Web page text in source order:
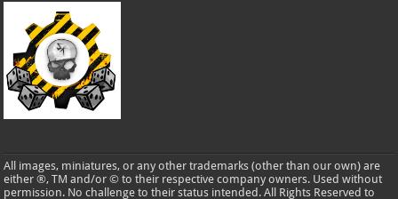
All images, miniatures, or any other trademarks (other than our own) are
either ®, TM and/or © to their respective company owners. Used without
permission. No challenge to their status intended. All Rights Reserved to